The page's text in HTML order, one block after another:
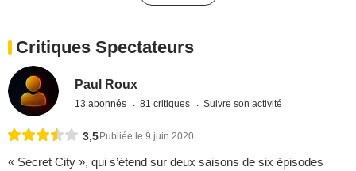
Critiques Spectateurs
Paul Roux
13 abonnés 81 critiques Suivre son activité
3,5 Publiée le 9 juin 2020
« Secret City », qui s’étend sur deux saisons de six épisodes